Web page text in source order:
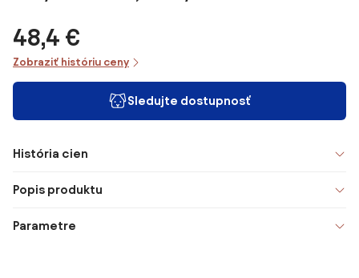
48,4 €
Zobraziť históriu ceny
Sledujte dostupnosť
História cien
Popis produktu
Parametre